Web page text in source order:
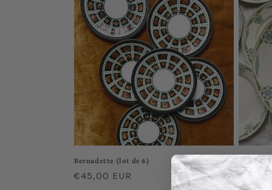
Bernadette (lot de 6)
Regular
€45,00 EUR
Breda
€12,00